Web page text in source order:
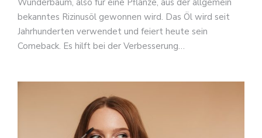
Wunderbaum, also für eine Pflanze, aus der allgemein
bekanntes Rizinusöl gewonnen wird. Das Öl wird seit
Jahrhunderten verwendet und feiert heute sein
Comeback. Es hilft bei der Verbesserung…